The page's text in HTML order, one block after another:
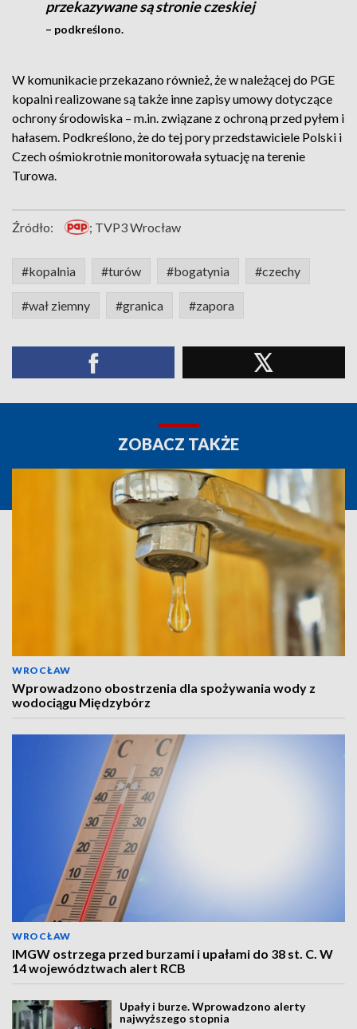
przekazywane są stronie czeskiej
– podkreślono.
W komunikacie przekazano również, że w należącej do PGE
kopalni realizowane są także inne zapisy umowy dotyczące
ochrony środowiska – m.in. związane z ochroną przed pyłem i
hałasem. Podkreślono, że do tej pory przedstawiciele Polski i
Czech ośmiokrotnie monitorowała sytuację na terenie
Turowa.
Źródło: ; TVP3 Wrocław
#kopalnia #turów #bogatynia #czechy
#wał ziemny #granica #zapora
ZOBACZ TAKŻE
WROCŁAW
Wprowadzono obostrzenia dla spożywania wody z
wodociągu Międzybórz
WROCŁAW
IMGW ostrzega przed burzami i upałami do 38 st. C. W
14 województwach alert RCB
Upały i burze. Wprowadzono alerty
najwyższego stopnia